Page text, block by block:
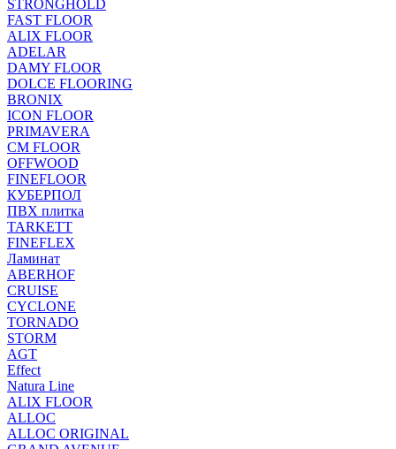
STRONGHOLD
FAST FLOOR
ALIX FLOOR
ADELAR
DAMY FLOOR
DOLCE FLOORING
BRONIX
ICON FLOOR
PRIMAVERA
CM FLOOR
OFFWOOD
FINEFLOOR
КУБЕРПОЛ
ПВХ плитка
TARKETT
FINEFLEX
Ламинат
ABERHOF
CRUISE
CYCLONE
TORNADO
STORM
AGT
Effect
Natura Line
ALIX FLOOR
ALLOC
ALLOC ORIGINAL